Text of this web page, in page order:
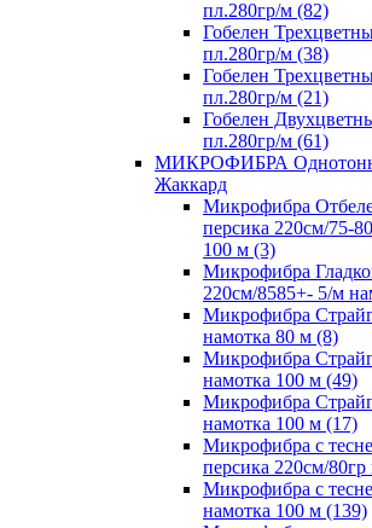
пл.280гр/м (82)
Гобелен
пл.280гр/м (38)
Гобелен
пл.280гр/м (21)
Гобелен
пл.280гр/м (61)
МИКРОФИБРА
Жаккард
Микрофибра
персика 220см/75-
100 м (3)
Микрофибра
220см/8585+- 5/м
Микрофибра
намотка 80 м (8)
Микрофибра
намотка 100 м (49)
Микрофибра
намотка 100 м (17)
Микрофибра с
персика 220см/
Микрофибра с
намотка 100 м (139)